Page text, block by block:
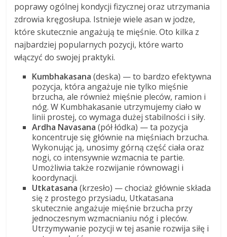
poprawy ogólnej kondycji fizycznej oraz utrzymania
zdrowia kręgosłupa. Istnieje wiele asan w jodze,
które skutecznie angażują te mięśnie. Oto kilka z
najbardziej popularnych pozycji, które warto
włączyć do swojej praktyki.
Kumbhakasana (deska) — to bardzo efektywna
pozycja, która angażuje nie tylko mięśnie
brzucha, ale również mięśnie pleców, ramion i
nóg. W Kumbhakasanie utrzymujemy ciało w
linii prostej, co wymaga dużej stabilności i siły.
Ardha Navasana (pół łódka) — ta pozycja
koncentruje się głównie na mięśniach brzucha.
Wykonując ją, unosimy górną część ciała oraz
nogi, co intensywnie wzmacnia te partie.
Umożliwia także rozwijanie równowagi i
koordynacji.
Utkatasana (krzesło) — chociaż głównie składa
się z prostego przysiadu, Utkatasana
skutecznie angażuje mięśnie brzucha przy
jednoczesnym wzmacnianiu nóg i pleców.
Utrzymywanie pozycji w tej asanie rozwija siłę i